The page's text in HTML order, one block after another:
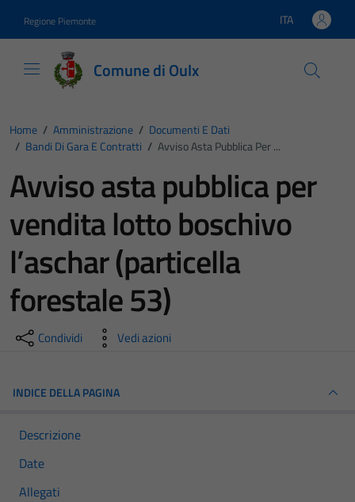
Regione Piemonte Lingua attiva:
ITA
Comune di Oulx
Home / Amministrazione / Documenti E Dati
/ Bandi Di Gara E Contratti / Avviso Asta Pubblica Per ...
Avviso asta pubblica per
vendita lotto boschivo
l’aschar (particella
forestale 53)
Condividi Vedi azioni
INDICE DELLA PAGINA
Descrizione
Date
Allegati